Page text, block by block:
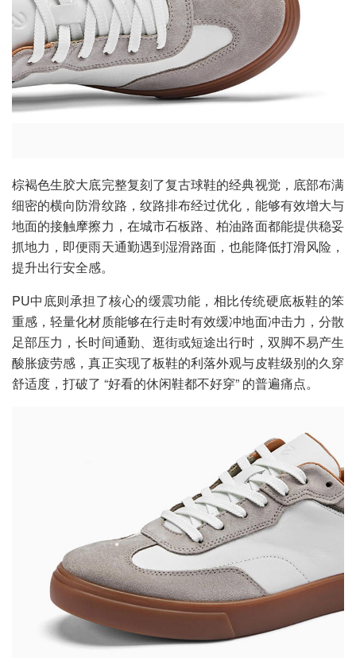
棕褐色生胶大底完整复刻了复古球鞋的经典视觉，底部布满
细密的横向防滑纹路，纹路排布经过优化，能够有效增大与
地面的接触摩擦力，在城市石板路、柏油路面都能提供稳妥
抓地力，即便雨天通勤遇到湿滑路面，也能降低打滑风险，
提升出行安全感。
PU中底则承担了核心的缓震功能，相比传统硬底板鞋的笨
重感，轻量化材质能够在行走时有效缓冲地面冲击力，分散
足部压力，长时间通勤、逛街或短途出行时，双脚不易产生
酸胀疲劳感，真正实现了板鞋的利落外观与皮鞋级别的久穿
舒适度，打破了 “好看的休闲鞋都不好穿” 的普遍痛点。